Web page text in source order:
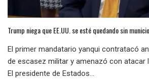
Trump niega que EE.UU. se esté quedando sin
El primer mandatario yanqui contratacó
de escasez militar y amenazó con atacar
El presidente de Estados...